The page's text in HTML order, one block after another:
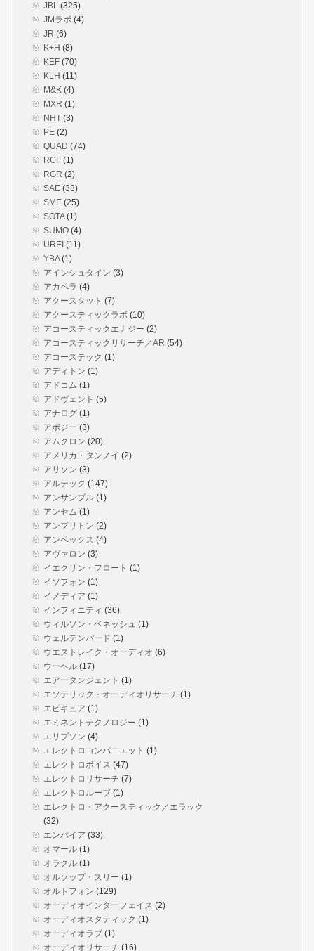
JBL (325)
JMラボ (4)
JR (6)
K+H (8)
KEF (70)
KLH (11)
M&K (4)
MXR (1)
NHT (3)
PE (2)
QUAD (74)
RCF (1)
RGR (2)
SAE (33)
SME (25)
SOTA(1)
SUMO (4)
UREI (11)
YBA(1)
アインシュタイン (3)
アカペラ (4)
アクースタット (7)
アクースティックラボ (10)
アコースティックエナジー (2)
アコースティックリサーチ／AR (54)
アコーステック (1)
アディトン (1)
アドコム (1)
アドヴェント (5)
アナログ (1)
アポジー (3)
アムクロン (20)
アメリカ・タンノイ (2)
アリソン (3)
アルテック (147)
アンサンブル (1)
アンセム (1)
アンプリトン (2)
アンペックス (4)
アヴァロン (3)
イエクリン・フロート (1)
イソフォン (1)
イメディア (1)
インフィニティ (36)
ウィルソン・ベネッシュ (1)
ウェルテンパード (1)
ウエストレイク・オーディオ (6)
ウーヘル (17)
エアータンジェント (1)
エソテリック・オーディオリサーチ (1)
エピキュア (1)
エミネントテクノロジー (1)
エリプソン (4)
エレクトロコンパニエット (1)
エレクトロボイス (47)
エレクトロリサーチ (7)
エレクトロルーブ (1)
エレクトロ・アクースティック／エラック
(32)
エンパイア (33)
オマール (1)
オラクル (1)
オルソップ・スリー (1)
オルトフォン (129)
オーディオインターフェイス (2)
オーディオスタティック (1)
オーディオラブ (1)
オーディオリサーチ (16)